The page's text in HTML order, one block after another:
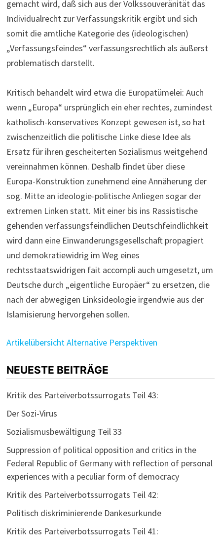
gemacht wird, daß sich aus der Volkssouveränität das
Individualrecht zur Verfassungskritik ergibt und sich
somit die amtliche Kategorie des (ideologischen)
„Verfassungsfeindes“ verfassungsrechtlich als äußerst
problematisch darstellt.
Kritisch behandelt wird etwa die Europatümelei: Auch
wenn „Europa“ ursprünglich ein eher rechtes, zumindest
katholisch-konservatives Konzept gewesen ist, so hat
zwischenzeitlich die politische Linke diese Idee als
Ersatz für ihren gescheiterten Sozialismus weitgehend
vereinnahmen können. Deshalb findet über diese
Europa-Konstruktion zunehmend eine Annäherung der
sog. Mitte an ideologie-politische Anliegen sogar der
extremen Linken statt. Mit einer bis ins Rassistische
gehenden verfassungsfeindlichen Deutschfeindlichkeit
wird dann eine Einwanderungsgesellschaft propagiert
und demokratiewidrig im Weg eines
rechtsstaatswidrigen fait accompli auch umgesetzt, um
Deutsche durch „eigentliche Europäer“ zu ersetzen, die
nach der abwegigen Linksideologie irgendwie aus der
Islamisierung hervorgehen sollen.
Artikelübersicht Alternative Perspektiven
NEUESTE BEITRÄGE
Kritik des Parteiverbotssurrogats Teil 43:
Der Sozi-Virus
Sozialismusbewältigung Teil 33
Suppression of political opposition and critics in the
Federal Republic of Germany with reflection of personal
experiences with a peculiar form of democracy
Kritik des Parteiverbotssurrogats Teil 42:
Politisch diskriminierende Dankesurkunde
Kritik des Parteiverbotssurrogats Teil 41: